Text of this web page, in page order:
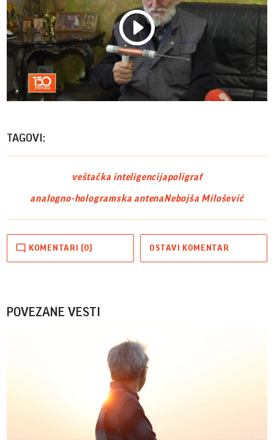
Play
TAGOVI:
veštačka inteligencijapoligraf
analogno-hologramska antenaNebojša Milošević
KOMENTARI (0) OSTAVI KOMENTAR
POVEZANE VESTI